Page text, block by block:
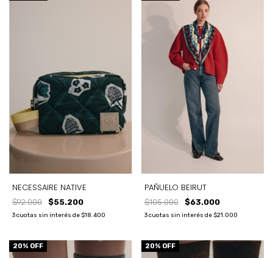
NECESSAIRE NATIVE
$92.000 $55.200
3cuotas sin interés de $18.400
PAÑUELO BEIRUT
$105.000 $63.000
3 cuotas sin interés de $21.000
20% OFF 20% OFF